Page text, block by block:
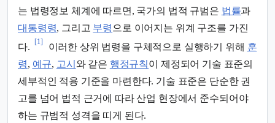
는 법령정보 체계에 따르면, 국가의 법적 규범은 법률과
대통령령, 그리고 부령 으로 이어지는 위계 구조를 가진
다.
[1]
이러한 상위 법령을 구체적으로 실행하기 위해 훈
령, 예규, 고시 와 같은 행정규칙이 제정되어 기술 표준의
세부적인 적용 기준을 마련한다. 기술 표준은 단순한 권
고를 넘어 법적 근거에 따라 산업 현장에서 준수되어야
하는 규범적 성격을 띠게 된다.